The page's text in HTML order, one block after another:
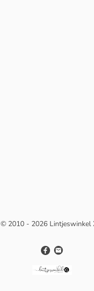
© 2010 - 2026 Lintjeswinkel